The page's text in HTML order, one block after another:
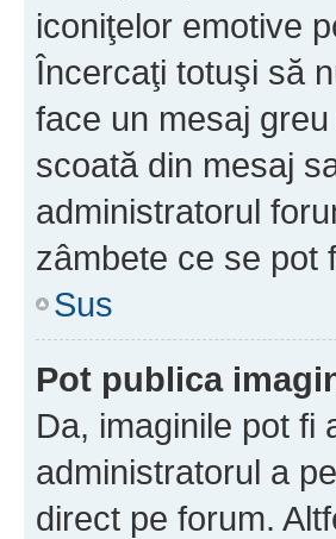
iconiţelor emotive
Încercaţi totuşi să
face un mesaj
scoată din mesaj
administratorul
zâmbete ce se pot
Sus
Pot publica
Da, imaginile pot fi
administratorul a
direct pe forum.